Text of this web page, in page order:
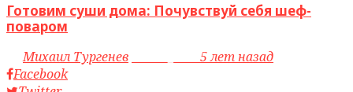
Готовим суши дома: Почувствуй себя шеф-
поваром
byМихаил Тургенев
5 лет назад
Facebook